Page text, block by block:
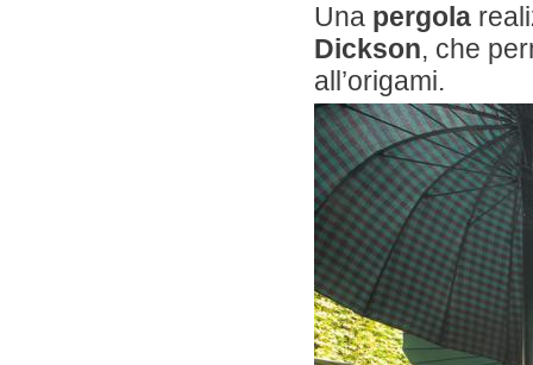
Una pergola
Dickson, che
all’origami.